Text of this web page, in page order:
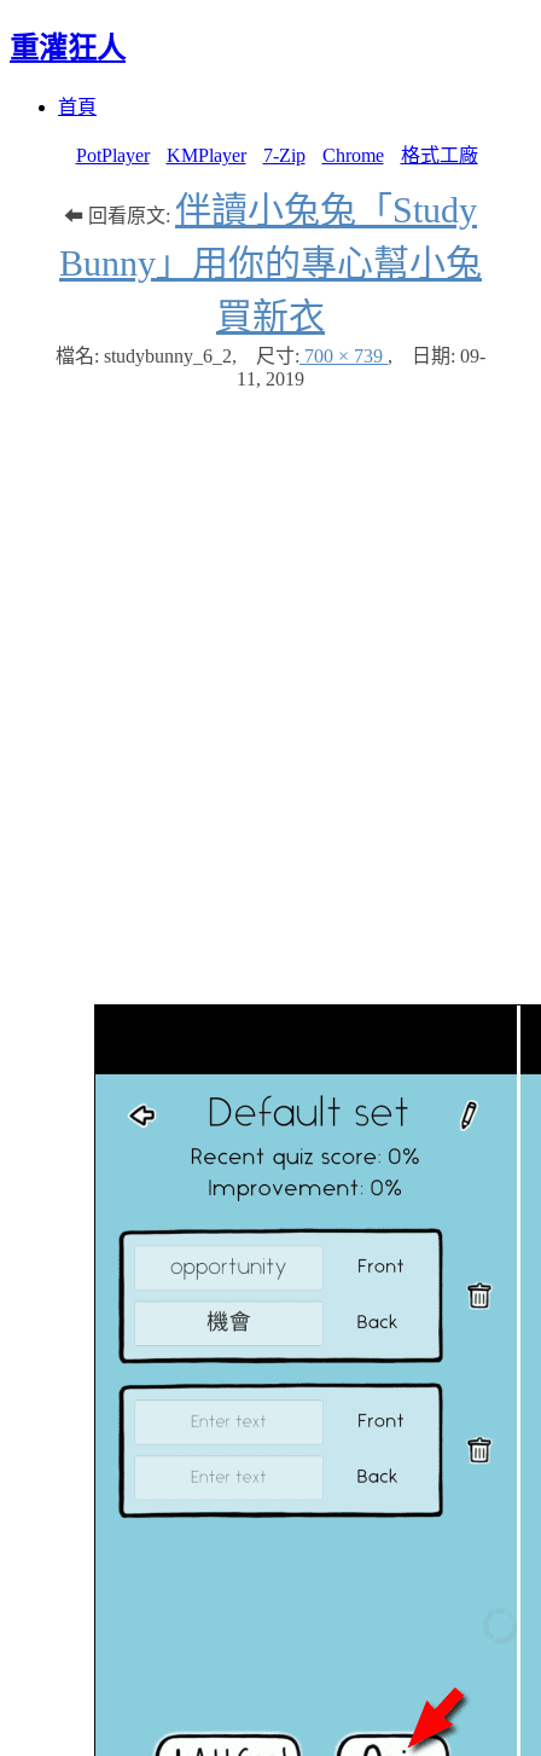
重灌狂人
首頁
PotPlayer KMPlayer 7-Zip Chrome 格式工廠
⬅ 回看原文: 伴讀小兔兔「Study
Bunny」用你的專心幫小兔
買新衣
檔名: studybunny_6_2, 尺寸: 700 × 739 , 日期: 09-
11, 2019